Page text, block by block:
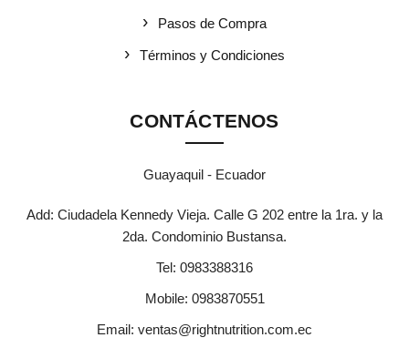
Pasos de Compra
Términos y Condiciones
CONTÁCTENOS
Guayaquil - Ecuador
Add: Ciudadela Kennedy Vieja. Calle G 202 entre la 1ra. y la
2da. Condominio Bustansa.
Tel: 0983388316
Mobile: 0983870551
Email: ventas@rightnutrition.com.ec